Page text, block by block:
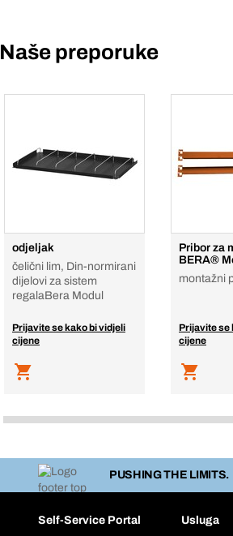
Naše preporuke
odjeljak
čelični lim, Din-normirani
dijelovi za sistem
regalaBera Modul
Prijavite se kako bi vidjeli
cijene
Pribor za
BERA®
montažni
Prijavite se
cijene
PUSHING THE LIMITS.
Self-Service Portal Usluga